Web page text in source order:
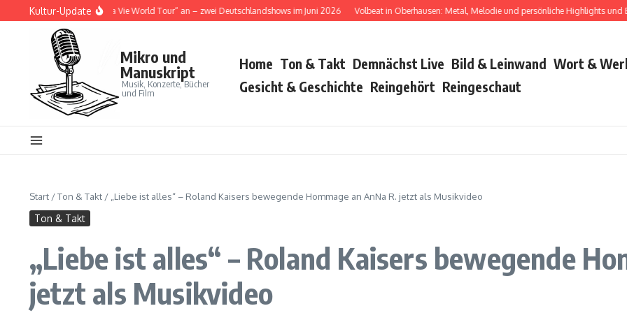
Zum Inhalt springen
Kultur-Update
kündigt „Tour Ma Vie World Tour“ an – zwei Deutschlandshows im Juni 2026 Volbeat in Oberhausen: Metal, Melodie und persönliche Highlights und Bush war
Mikro und
Manuskript
Musik, Konzerte, Bücher
und Film
Home Ton & Takt Demnächst Live Bild & Leinwand Wort &
Gesicht & Geschichte Reingehört Reingeschaut
Start /Ton & Takt / „Liebe ist alles“ – Roland Kaisers bewegende Hommage an AnNa R. jetzt als Musikvideo
Ton & Takt
„Liebe ist alles“ – Roland Kaisers bewegende
jetzt als Musikvideo